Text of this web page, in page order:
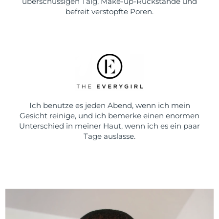
befreit verstopfte Poren.
Ich benutze es jeden Abend, wenn ich mein
Gesicht reinige, und ich bemerke einen enormen
Unterschied in meiner Haut, wenn ich es ein paar
Tage auslasse.